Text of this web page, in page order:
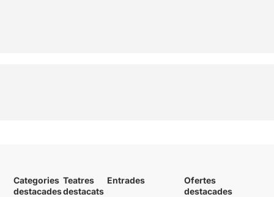
Categories
destacades
Teatres
destacats
Entrades
Ofertes
destacades